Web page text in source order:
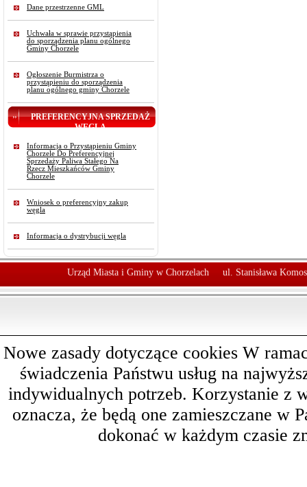
Dane przestrzenne GML
Uchwała w sprawie przystąpienia
do sporządzenia planu ogólnego
Gminy Chorzele
Ogłoszenie Burmistrza o
przystąpieniu do sporządzenia
planu ogólnego gminy Chorzele
PREFERENCYJNA SPRZEDAŻ
WĘGLA
Informacja o Przystąpieniu Gminy
Chorzele Do Preferencyjnej
Sprzedaży Paliwa Stałego Na
Rzecz Mieszkańców Gminy
Chorzele
Wniosek o preferencyjny zakup
węgla
Informacja o dystrybucji węgla
Urząd Miasta i Gminy w Chorzelach ul. Stanisława
Nowe zasady dotyczące cookies W
świadczenia Państwu usług na
indywidualnych potrzeb. Korzystanie z
oznacza, że będą one zamieszczane w
dokonać w każdym czasie